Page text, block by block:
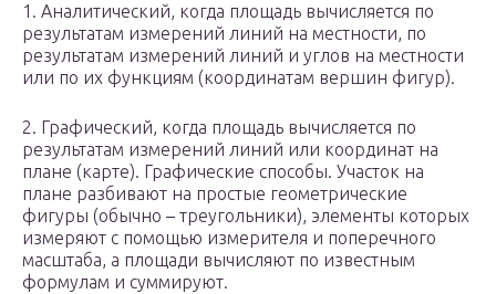
1. Аналитический, когда площадь вычисляется по
результатам измерений линий на местности, по
результатам измерений линий и углов на местности
или по их функциям (координатам вершин фигур).
2. Графический, когда площадь вычисляется по
результатам измерений линий или координат на
плане (карте). Графические способы. Участок на
плане разбивают на простые геометрические
фигуры (обычно – треугольники), элементы которых
измеряют с помощью измерителя и поперечного
масштаба, а площади вычисляют по известным
формулам и суммируют.